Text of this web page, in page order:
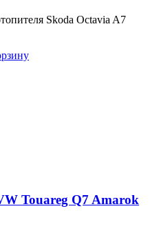
Skoda Octavia A7
Touareg Q7 Amarok